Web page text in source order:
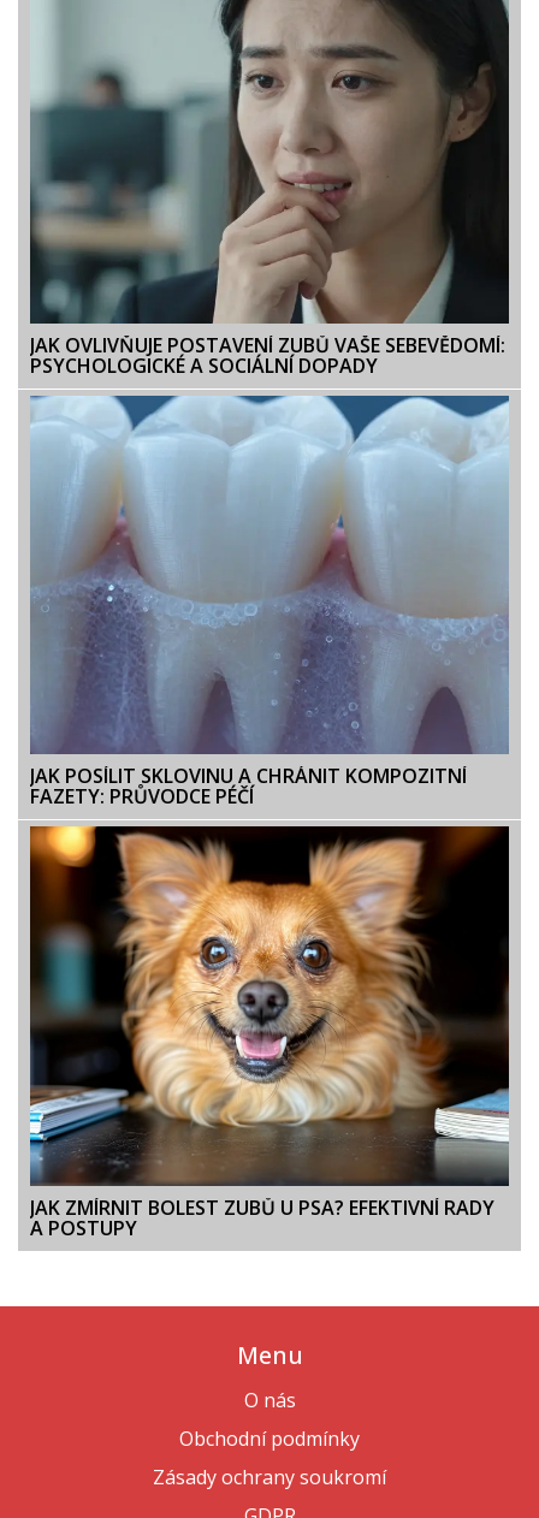
JAK OVLIVŇUJE POSTAVENÍ ZUBŮ VAŠE SEBEVĚDOMÍ:
PSYCHOLOGICKÉ A SOCIÁLNÍ DOPADY
JAK POSÍLIT SKLOVINU A CHRÁNIT KOMPOZITNÍ
FAZETY: PRŮVODCE PÉČÍ
JAK ZMÍRNIT BOLEST ZUBŮ U PSA? EFEKTIVNÍ RADY
A POSTUPY
Menu
O nás
Obchodní podmínky
Zásady ochrany soukromí